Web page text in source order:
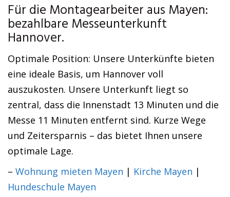
Für die Montagearbeiter aus Mayen:
bezahlbare Messeunterkunft
Hannover.
Optimale Position: Unsere Unterkünfte bieten
eine ideale Basis, um Hannover voll
auszukosten. Unsere Unterkunft liegt so
zentral, dass die Innenstadt 13 Minuten und die
Messe 11 Minuten entfernt sind. Kurze Wege
und Zeitersparnis – das bietet Ihnen unsere
optimale Lage.
– Wohnung mieten Mayen | Kirche Mayen |
Hundeschule Mayen